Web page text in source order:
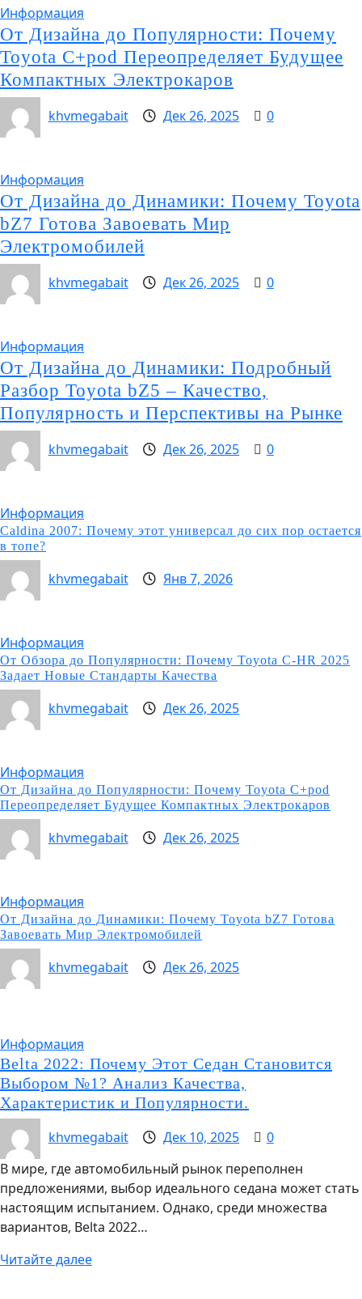
Информация
От Дизайна до Популярности: Почему
Toyota C+pod Переопределяет Будущее
Компактных Электрокаров
khvmegabait Дек 26, 2025 0
Информация
От Дизайна до Динамики: Почему Toyota
bZ7 Готова Завоевать Мир
Электромобилей
khvmegabait Дек 26, 2025 0
Информация
От Дизайна до Динамики: Подробный
Разбор Toyota bZ5 – Качество,
Популярность и Перспективы на Рынке
khvmegabait Дек 26, 2025 0
Информация
Caldina 2007: Почему этот универсал до сих пор остается
в топе?
khvmegabait Янв 7, 2026
Информация
От Обзора до Популярности: Почему Toyota C-HR 2025
Задает Новые Стандарты Качества
khvmegabait Дек 26, 2025
Информация
От Дизайна до Популярности: Почему Toyota C+pod
Переопределяет Будущее Компактных Электрокаров
khvmegabait Дек 26, 2025
Информация
От Дизайна до Динамики: Почему Toyota bZ7 Готова
Завоевать Мир Электромобилей
khvmegabait Дек 26, 2025
Информация
Belta 2022: Почему Этот Седан Становится
Выбором №1? Анализ Качества,
Характеристик и Популярности.
khvmegabait
Дек 10, 2025
0
В мире, где автомобильный рынок переполнен
предложениями, выбор идеального седана может стать
настоящим испытанием. Однако, среди множества
вариантов, Belta 2022…
Читайте далее